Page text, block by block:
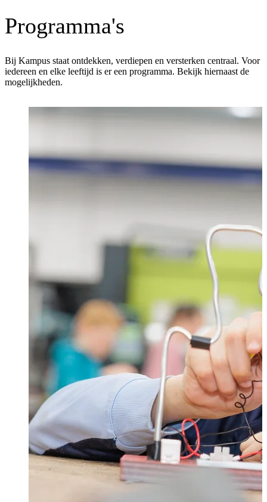
Programma's
Bij Kampus staat ontdekken, verdiepen en versterken centraal. Voor
iedereen en elke leeftijd is er een programma. Bekijk hiernaast de
mogelijkheden.